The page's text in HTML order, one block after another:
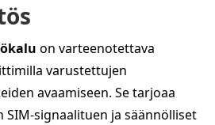
on varteenotettava
varustettujen
avaamiseen. Se tarjoaa
ja säännölliset